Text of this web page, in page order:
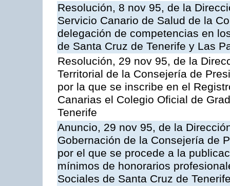
Resolución, 8 nov 95, de la
Servicio Canario de Salud de la
delegación de competencias en
de Santa Cruz de Tenerife y Las
Resolución, 29 nov 95, de la
Territorial de la Consejería de
por la que se inscribe en el
Canarias el Colegio Oficial de
Tenerife
Anuncio, 29 nov 95, de la
Gobernación de la Consejería de
por el que se procede a la
mínimos de honorarios
Sociales de Santa Cruz de